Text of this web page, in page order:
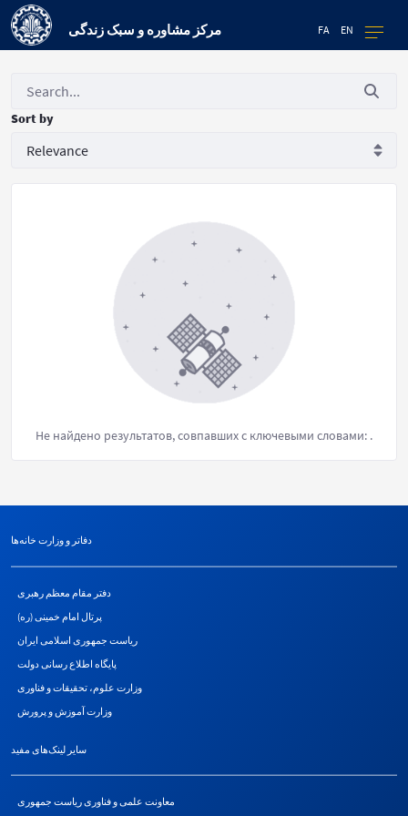
FA EN مرکز مشاوره و سبک زندگی
Sort by
Не найдено результатов, совпавших с ключевыми словами: .
دفاتر و وزارت خانه‌ها
دفتر مقام معظم رهبری
پرتال امام خمینی (ره)
ریاست جمهوری اسلامی ایران
پایگاه اطلاع رسانی دولت
وزارت علوم، تحقیقات و فناوری
وزارت آموزش و پرورش
سایر لینک‌های مفید
معاونت علمی و فناوری ریاست جمهوری